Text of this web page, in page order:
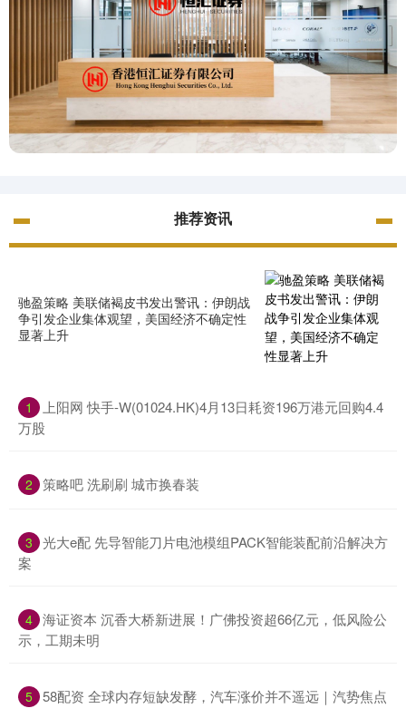
推荐资讯
驰盈策略 美联储褐皮书发出警讯：伊朗战
争引发企业集体观望，美国经济不确定性
显著上升
1
上阳网 快手-W(01024.HK)4月13日耗资196万港元回购4.4
万股
2 策略吧 洗刷刷 城市换春装
3 光大e配 先导智能刀片电池模组PACK智能装配前沿解决方
案
4 海证资本 沉香大桥新进展！广佛投资超66亿元，低风险公
示，工期未明
5 58配资 全球内存短缺发酵，汽车涨价并不遥远｜汽势焦点